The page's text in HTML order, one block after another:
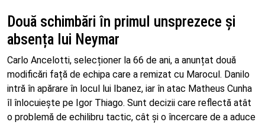
Două schimbări în primul unsprezece și
absența lui Neymar
Carlo Ancelotti, selecționer la 66 de ani, a anunțat două
modificări față de echipa care a remizat cu Marocul. Danilo
intră în apărare în locul lui Ibanez, iar în atac Matheus Cunha
îl înlocuiește pe Igor Thiago. Sunt decizii care reflectă atât
o problemă de echilibru tactic, cât și o încercare de a aduce